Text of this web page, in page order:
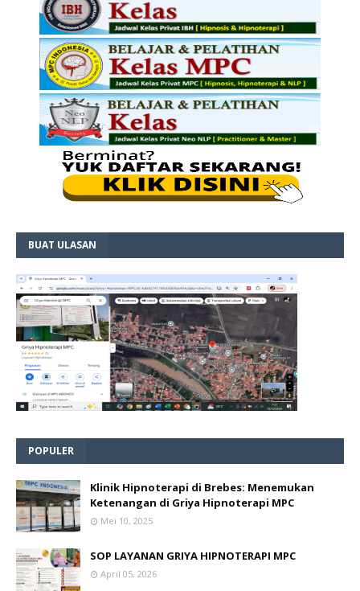
BUAT ULASAN
POPULER
Klinik Hipnoterapi di Brebes: Menemukan
Ketenangan di Griya Hipnoterapi MPC
Mei 10, 2025
SOP LAYANAN GRIYA HIPNOTERAPI MPC
April 05, 2026